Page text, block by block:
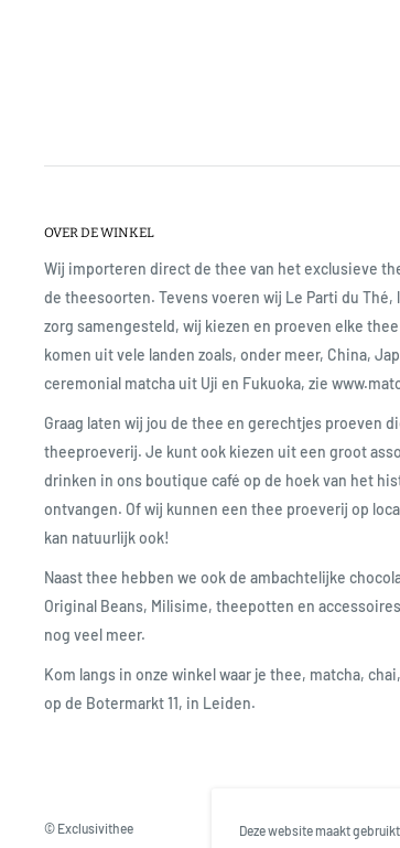
OVER DE WINKEL
Wij importeren direct de thee van het exclusieve
de theesoorten. Tevens voeren wij Le Parti du
zorg samengesteld, wij kiezen en proeven elke
komen uit vele landen zoals, onder meer, China,
ceremonial matcha uit Uji en Fukuoka, zie
Graag laten wij jou de thee en gerechtjes proeven
theeproeverij. Je kunt ook kiezen uit een groot
drinken in ons boutique café op de hoek van het
ontvangen. Of wij kunnen een thee proeverij op
kan natuurlijk ook!
Naast thee hebben we ook de ambachtelijke
Original Beans, Milisime, theepotten en
nog veel meer.
Kom langs in onze winkel waar je thee, matcha,
op de Botermarkt 11, in Leiden.
© Exclusivithee Deze website maakt